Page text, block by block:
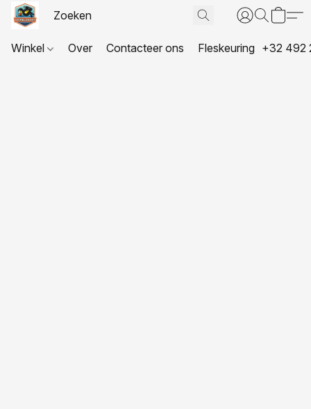
Winkel Over Contacteer ons Fleskeuring +32 492